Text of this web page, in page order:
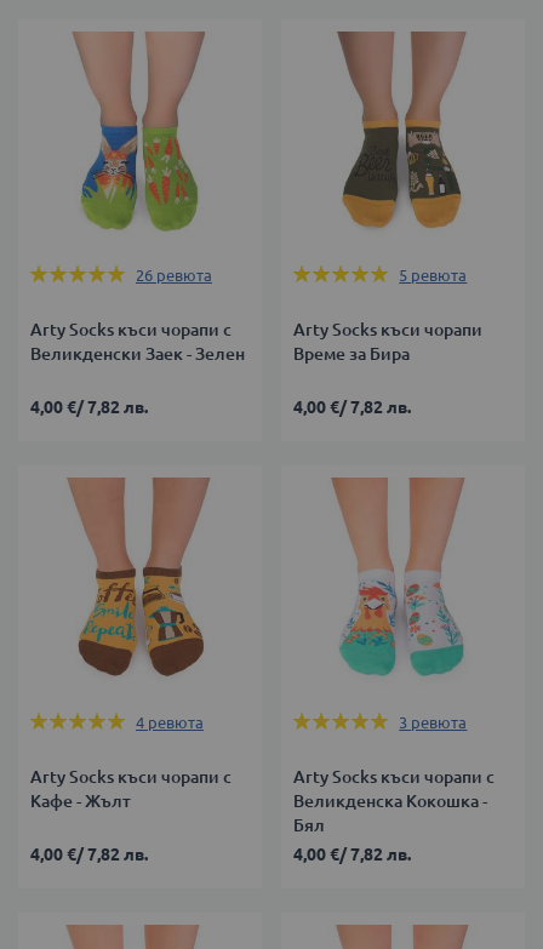
Оценка:
26 ревюта
Arty Socks къси чорапи с
Великденски Заек - Зелен
4,00 €/7,82 лв.
Оценка:
5 ревюта
Arty Socks къси чорапи
Време за Бира
4,00 €/7,82 лв.
Оценка:
4 ревюта
Arty Socks къси чорапи с
Кафе - Жълт
4,00 €/7,82 лв.
Оценка:
3 ревюта
Arty Socks къси чорапи с
Великденска Кокошка -
Бял
4,00 €/7,82 лв.